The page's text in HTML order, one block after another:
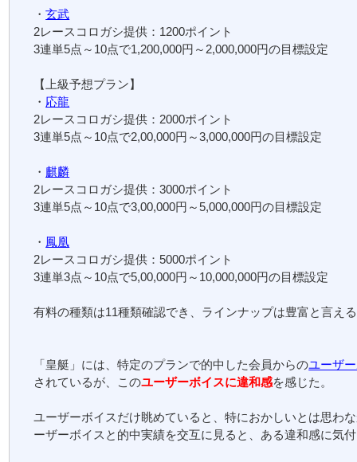
・玄武
2レースコロガシ提供：1200ポイント
3連単5点～10点で1,200,000円～2,000,000円の目標設定
【上級予想プラン】
・ 応龍
2レースコロガシ提供：2000ポイント
3連単5点～10点で2,00,000円～3,000,000円の目標設定
・ 麒麟
2レースコロガシ提供：3000ポイント
3連単5点～10点で3,00,000円～5,000,000円の目標設定
・ 鳳凰
2レースコロガシ提供：5000ポイント
3連単3点～10点で5,00,000円～10,000,000円の目標設定
有料の種類は11種類確認でき、ラインナップは豊富と言え
「皇艇」には、特定のプランで的中した会員からのユーザ
されているが、このユーザーボイスに違和感を感じた。
ユーザーボイスだけ眺めていると、特におかしいとは思わ
ーザーボイスと的中実績を交互に見ると、ある違和感に気